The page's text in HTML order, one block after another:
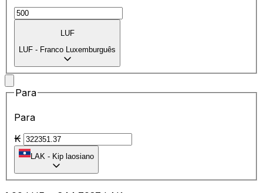
LUF
LUF - Franco Luxemburguês
Para
Para
₭
LAK - Kip laosiano